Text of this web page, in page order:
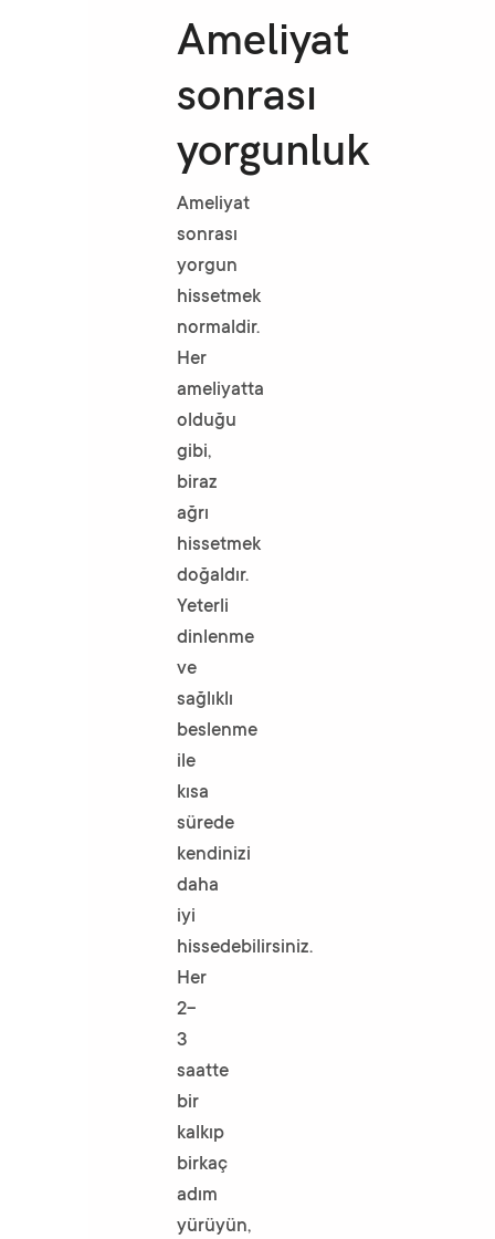
Ameliyat
sonrası
yorgunluk
Ameliyat
sonrası
yorgun
hissetmek
normaldir.
Her
ameliyatta
olduğu
gibi,
biraz
ağrı
hissetmek
doğaldır.
Yeterli
dinlenme
ve
sağlıklı
beslenme
ile
kısa
sürede
kendinizi
daha
iyi
hissedebilirsiniz.
Her
2-
3
saatte
bir
kalkıp
birkaç
adım
yürüyün,